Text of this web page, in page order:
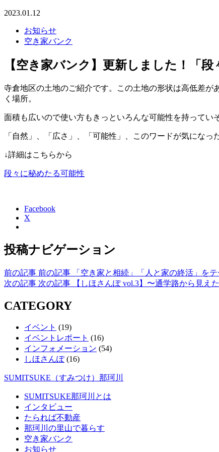
2023.01.12
お知らせ
空き家バンク
【空き家バンク】更新しました！「段
寺倉地区の土地のご紹介です。この土地の形状は高低差
く場所。
面積も広いので使い方もきっといろんな可能性を持ってい
「自然」、「広さ」、「可能性」、このワードが気にな
↓詳細はこちらから
段々に秘めたる可能性
Facebook
X
投稿ナビゲーション
前の記事 前の記事
「空き家と相続」「人と家の終活」を
次の記事 次の記事 【しほさんぽ vol.3】〜通学路から見え
CATEGORY
イベント (19)
イベントレポート (16)
インフォメーション (54)
しほさんぽ(16)
SUMITSUKE（すみつけ）那珂川
SUMITSUKE那珂川とは
インタビュー
たられば不動産
那珂川の里山で暮らす
空き家バンク
お知らせ